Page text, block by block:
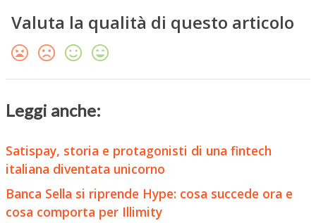
Valuta la qualità di questo articolo
Leggi anche:
Satispay, storia e protagonisti di una fintech
italiana diventata unicorno
Banca Sella si riprende Hype: cosa succede ora e
cosa comporta per Illimity